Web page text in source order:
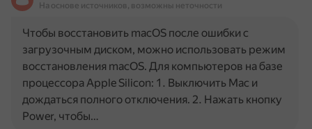
На основе источников, возможны неточности
Чтобы восстановить macOS после ошибки с
загрузочным диском, можно использовать режим
восстановления macOS. Для компьютеров на базе
процессора Apple Silicon: 1. Выключить Mac и
дождаться полного отключения. 2. Нажать кнопку
Power, чтобы…